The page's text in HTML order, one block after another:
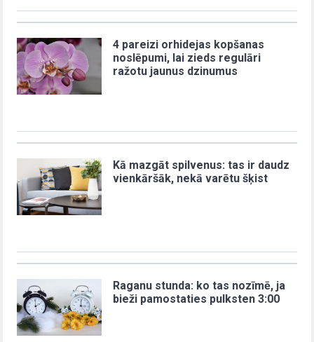
4 pareizi orhidejas kopšanas
noslēpumi, lai zieds regulāri
ražotu jaunus dzinumus
Kā mazgāt spilvenus: tas ir daudz
vienkāršāk, nekā varētu šķist
Raganu stunda: ko tas nozīmē, ja
bieži pamostaties pulksten 3:00